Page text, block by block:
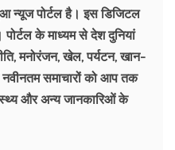
न्‍यूज पोर्टल है। इस डिजिटल
के माध्यम से देश दुनियां
मनोरंजन, खेल, पर्यटन, खान-
समाचारों को आप तक
और अन्य जानकारिओं के